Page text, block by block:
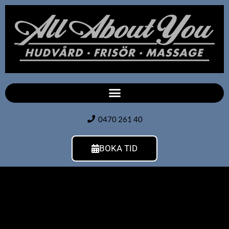
0470 261 40
BOKA TID